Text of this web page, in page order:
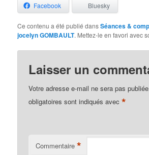
Facebook Bluesky
Ce contenu a été publié dansSéances &
jocelyn GOMBAULT. Mettez-le en favori avec
Laisser un
Votre adresse e-mail ne sera pas
obligatoires sont indiqués avec*
Commentaire *